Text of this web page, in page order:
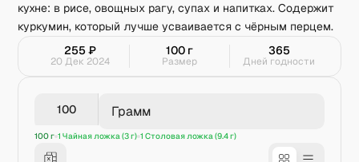
кухне: в рисе, овощных рагу, супах и напитках. Содержит
куркумин, который лучше усваивается с чёрным перцем.
255₽
20 Дек 2024
100 г
Размер
365
Дней годности
Грамм
100 г 1 Чайная ложка (3 г) 1 Столовая ложка (9.4 г)